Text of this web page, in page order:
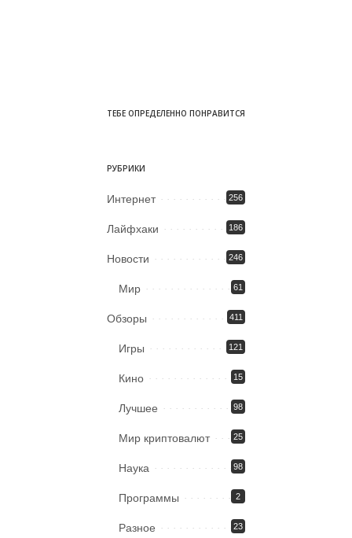
ТЕБЕ ОПРЕДЕЛЕННО ПОНРАВИТСЯ
РУБРИКИ
Интернет 256
Лайфхаки 186
Новости 246
Мир 61
Обзоры 411
Игры 121
Кино 15
Лучшее 98
Мир криптовалют 25
Наука 98
Программы 2
Разное 23